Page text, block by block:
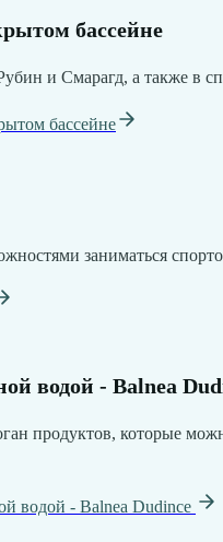
бассейне
и Смарагд, а также в
бассейне
заниматься
водой - Balnea
продуктов, которые
водой - Balnea Dudince